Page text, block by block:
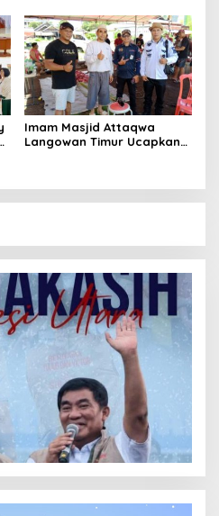
Imam Masjid Attaqwa
Langowan Timur Ucapkan